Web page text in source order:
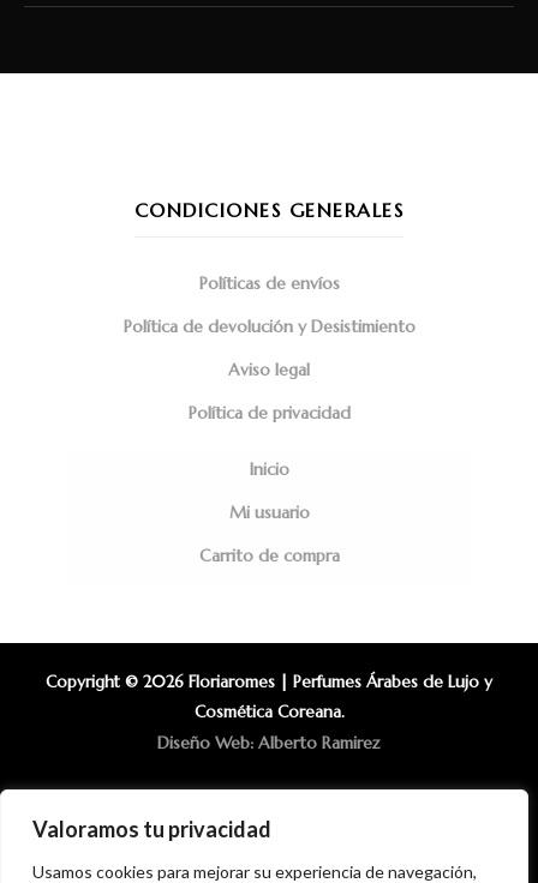
Valoramos tu privacidad
Usamos cookies para mejorar su experiencia de navegación,
CONDICIONES GENERALES
Políticas de envíos
Política de devolución y Desistimiento
Aviso legal
Política de privacidad
Inicio
Mi usuario
Carrito de compra
Copyright © 2026 Floriaromes | Perfumes Árabes de Lujo y
Cosmética Coreana.
Diseño Web: Alberto Ramirez